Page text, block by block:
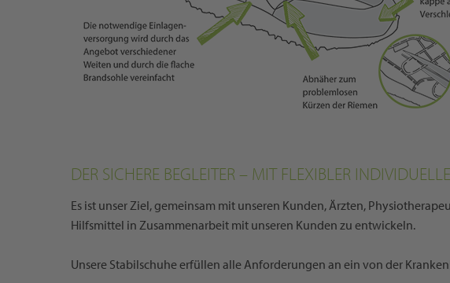
DER SICHERE BEGLEITER – MIT FLEXIBLER
Es ist unser Ziel, gemeinsam mit unseren Kunden, Ärzten,
Hilfsmittel in Zusammenarbeit mit unseren Kunden zu entwickeln.
Unsere Stabilschuhe erfüllen alle Anforderungen an ein von der